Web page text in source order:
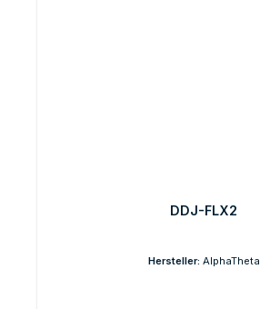
DDJ-FLX2
Hersteller: AlphaTheta